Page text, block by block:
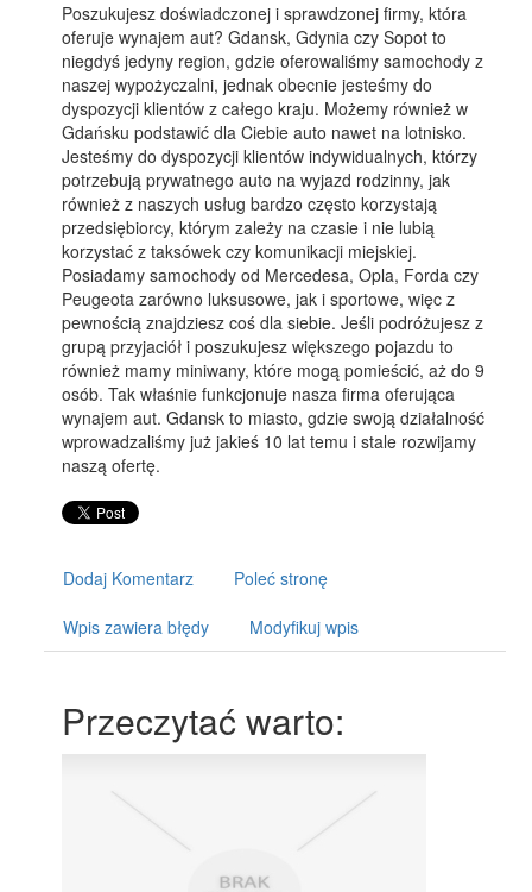
Poszukujesz doświadczonej i sprawdzonej firmy, która
oferuje wynajem aut? Gdansk, Gdynia czy Sopot to
niegdyś jedyny region, gdzie oferowaliśmy samochody z
naszej wypożyczalni, jednak obecnie jesteśmy do
dyspozycji klientów z całego kraju. Możemy również w
Gdańsku podstawić dla Ciebie auto nawet na lotnisko.
Jesteśmy do dyspozycji klientów indywidualnych, którzy
potrzebują prywatnego auto na wyjazd rodzinny, jak
również z naszych usług bardzo często korzystają
przedsiębiorcy, którym zależy na czasie i nie lubią
korzystać z taksówek czy komunikacji miejskiej.
Posiadamy samochody od Mercedesa, Opla, Forda czy
Peugeota zarówno luksusowe, jak i sportowe, więc z
pewnością znajdziesz coś dla siebie. Jeśli podróżujesz z
grupą przyjaciół i poszukujesz większego pojazdu to
również mamy miniwany, które mogą pomieścić, aż do 9
osób. Tak właśnie funkcjonuje nasza firma oferująca
wynajem aut. Gdansk to miasto, gdzie swoją działalność
wprowadzaliśmy już jakieś 10 lat temu i stale rozwijamy
naszą ofertę.
Dodaj Komentarz Poleć stronę
Wpis zawiera błędy Modyfikuj wpis
Przeczytać warto: